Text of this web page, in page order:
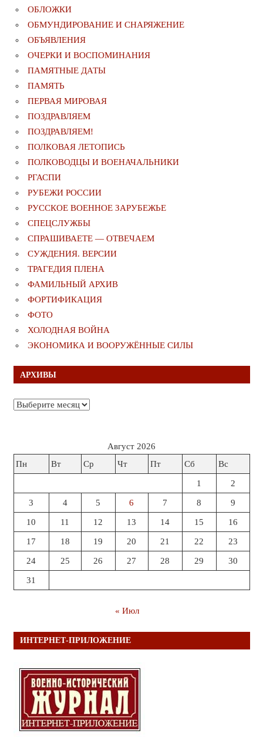
ОБЛОЖКИ
ОБМУНДИРОВАНИЕ И СНАРЯЖЕНИЕ
ОБЪЯВЛЕНИЯ
ОЧЕРКИ И ВОСПОМИНАНИЯ
ПАМЯТНЫЕ ДАТЫ
ПАМЯТЬ
ПЕРВАЯ МИРОВАЯ
ПОЗДРАВЛЯЕМ
ПОЗДРАВЛЯЕМ!
ПОЛКОВАЯ ЛЕТОПИСЬ
ПОЛКОВОДЦЫ И ВОЕНАЧАЛЬНИКИ
РГАСПИ
РУБЕЖИ РОССИИ
РУССКОЕ ВОЕННОЕ ЗАРУБЕЖЬЕ
СПЕЦСЛУЖБЫ
СПРАШИВАЕТЕ — ОТВЕЧАЕМ
СУЖДЕНИЯ. ВЕРСИИ
ТРАГЕДИЯ ПЛЕНА
ФАМИЛЬНЫЙ АРХИВ
ФОРТИФИКАЦИЯ
ФОТО
ХОЛОДНАЯ ВОЙНА
ЭКОНОМИКА И ВООРУЖЁННЫЕ СИЛЫ
АРХИВЫ
Архивы
Август 2026
Пн
Вт Ср Чт Пт Сб Вс
1 2
3 4 5 6 7 8 9
10 11 12 13 14 15 16
17 18 19 20 21 22 23
24 25 26 27 28 29 30
31
« Июл
ИНТЕРНЕТ-ПРИЛОЖЕНИЕ